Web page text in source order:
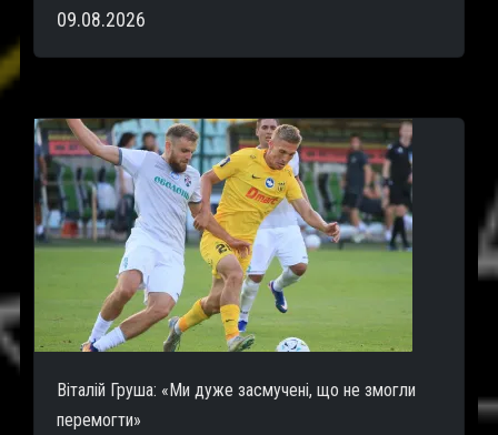
09.08.2026
Віталій Груша: «Ми дуже засмучені, що не змогли
перемогти»